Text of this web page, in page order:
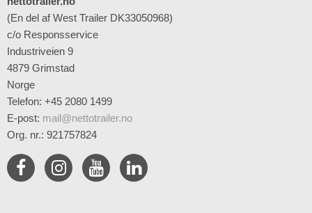
(En del af West Trailer DK33050968)
c/o Responsservice
Industriveien 9
4879 Grimstad
Norge
Telefon: +45 2080 1499
E-post: mail@nettotrailer.no
Org. nr.: 921757824